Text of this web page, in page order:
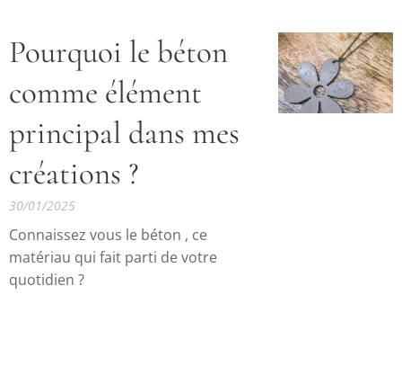
Pourquoi le béton
comme élément
principal dans mes
créations ?
30/01/2025
Connaissez vous le béton , ce
matériau qui fait parti de votre
quotidien ?